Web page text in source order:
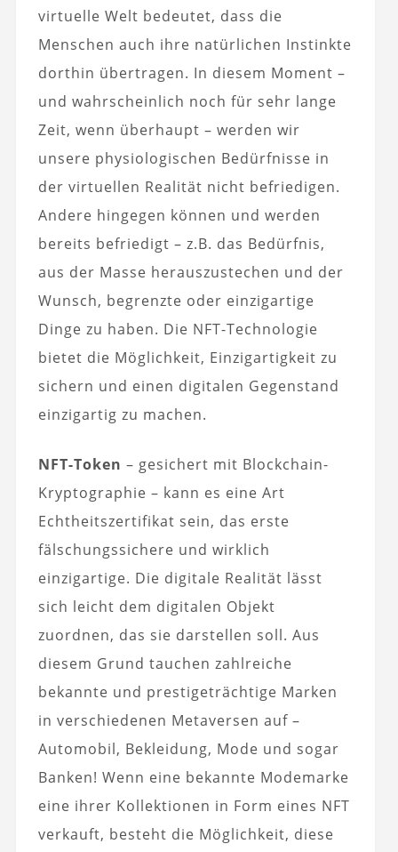
virtuelle Welt bedeutet, dass die
Menschen auch ihre natürlichen Instinkte
dorthin übertragen. In diesem Moment – ​​
und wahrscheinlich noch für sehr lange
Zeit, wenn überhaupt – werden wir
unsere physiologischen Bedürfnisse in
der virtuellen Realität nicht befriedigen.
Andere hingegen können und werden
bereits befriedigt – z.B. das Bedürfnis,
aus der Masse herauszustechen und der
Wunsch, begrenzte oder einzigartige
Dinge zu haben. Die NFT-Technologie
bietet die Möglichkeit, Einzigartigkeit zu
sichern und einen digitalen Gegenstand
einzigartig zu machen.
NFT-Token – gesichert mit Blockchain-
Kryptographie – kann es eine Art
Echtheitszertifikat sein, das erste
fälschungssichere und wirklich
einzigartige. Die digitale Realität lässt
sich leicht dem digitalen Objekt
zuordnen, das sie darstellen soll. Aus
diesem Grund tauchen zahlreiche
bekannte und prestigeträchtige Marken
in verschiedenen Metaversen auf –
Automobil, Bekleidung, Mode und sogar
Banken! Wenn eine bekannte Modemarke
eine ihrer Kollektionen in Form eines NFT
verkauft, besteht die Möglichkeit, diese